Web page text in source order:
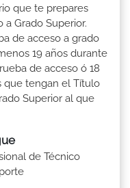
que te prepares
a Grado Superior.
de acceso a grado
19 años durante
de acceso ó 18
que tengan el Título
Superior al que
de Técnico